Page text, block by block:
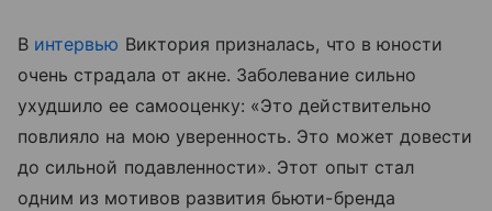
В интервью Виктория призналась, что в юности
очень страдала от акне. Заболевание сильно
ухудшило ее самооценку: «Это действительно
повлияло на мою уверенность. Это может довести
до сильной подавленности». Этот опыт стал
одним из мотивов развития бьюти-бренда